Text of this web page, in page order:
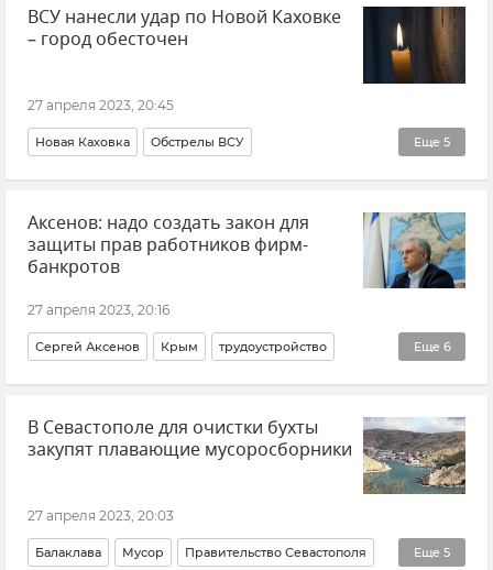
ВСУ (Вооруженные силы Украины) Происшествия
ВСУ нанесли удар по Новой Каховке
– город обесточен
27 апреля 2023, 20:45
Еще 5
Новая Каховка Обстрелы ВСУ
Херсонская область Новые регионы России
ВСУ (Вооруженные силы Украины) Происшествия
Новости
Аксенов: надо создать закон для
защиты прав работников фирм-
банкротов
27 апреля 2023, 20:16
Еще 6
Сергей Аксенов Крым трудоустройство
Профсоюз Закон и право Общество работа
Новости Новости Крыма
В Севастополе для очистки бухты
закупят плавающие мусоросборники
27 апреля 2023, 20:03
Еще 5
Балаклава Мусор Правительство Севастополя